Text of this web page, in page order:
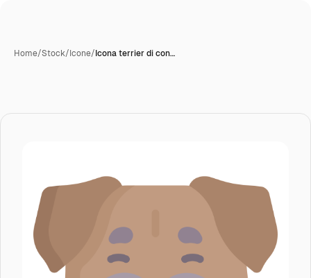
Home/Stock/Icone/Icona terrier di con…